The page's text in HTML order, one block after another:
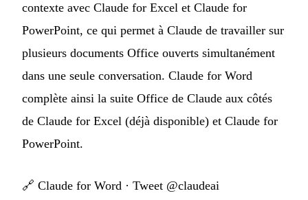
contexte avec Claude for Excel et Claude for
PowerPoint, ce qui permet à Claude de travailler sur
plusieurs documents Office ouverts simultanément
dans une seule conversation. Claude for Word
complète ainsi la suite Office de Claude aux côtés
de Claude for Excel (déjà disponible) et Claude for
PowerPoint.
🔗 Claude for Word · Tweet @claudeai